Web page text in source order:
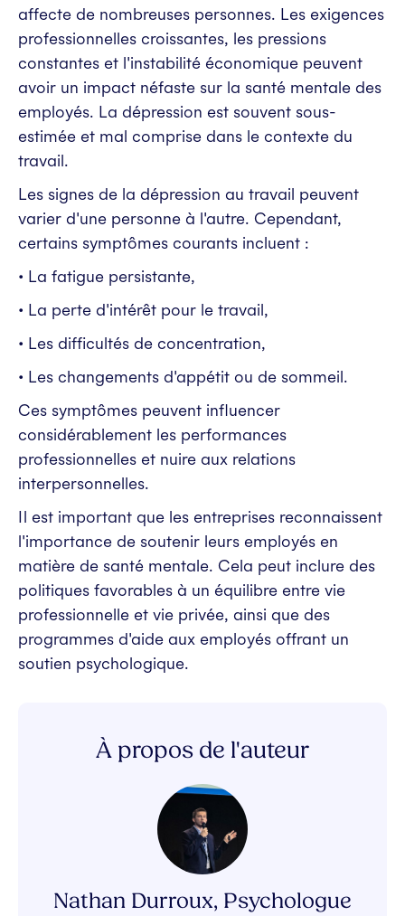
affecte de nombreuses personnes. Les exigences
professionnelles croissantes, les pressions
constantes et l'instabilité économique peuvent
avoir un impact néfaste sur la santé mentale des
employés. La dépression est souvent sous-
estimée et mal comprise dans le contexte du
travail.
Les signes de la dépression au travail peuvent
varier d'une personne à l'autre. Cependant,
certains symptômes courants incluent :
• La fatigue persistante,
• La perte d'intérêt pour le travail,
• Les difficultés de concentration,
• Les changements d'appétit ou de sommeil.
Ces symptômes peuvent influencer
considérablement les performances
professionnelles et nuire aux relations
interpersonnelles.
Il est important que les entreprises reconnaissent
l'importance de soutenir leurs employés en
matière de santé mentale. Cela peut inclure des
politiques favorables à un équilibre entre vie
professionnelle et vie privée, ainsi que des
programmes d'aide aux employés offrant un
soutien psychologique.
À propos de l'auteur
Nathan Durroux, Psychologue